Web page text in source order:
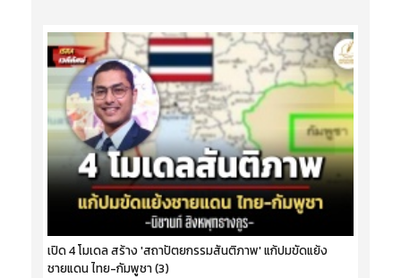
เปิด 4 โมเดล สร้าง 'สถาปัตยกรรมสันติภาพ' แก้ปมขัดแย้ง
ชายแดน ไทย-กัมพูชา (3)